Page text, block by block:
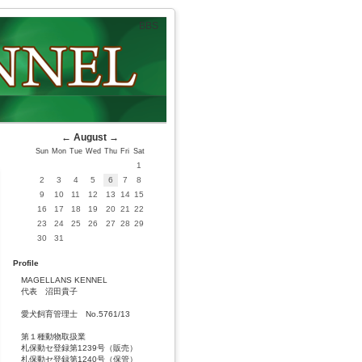
BBS
← August→
Sun Mon Tue Wed Thu Fri Sat
1
2
3 4 5 6 7
8
9
10 11 12 13 14 15
16
17 18 19 20 21
22
23
24 25 26 27 28 29
30
31
Profile
MAGELLANS KENNEL
代表 沼田貴子
愛犬飼育管理士 No.5761/13
第１種動物取扱業
札保動セ登録第1239号（販売）
札保動セ登録第1240号（保管）